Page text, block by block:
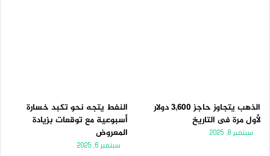
الذهب يتجاوز حاجز 3,600 دولار
لأول مرة فى التاريخ
سبتمبر 8, 2025
النفط يتجه نحو تكبد خسارة
أسبوعية مع توقعات بزيادة
المعروض
سبتمبر 6, 2025